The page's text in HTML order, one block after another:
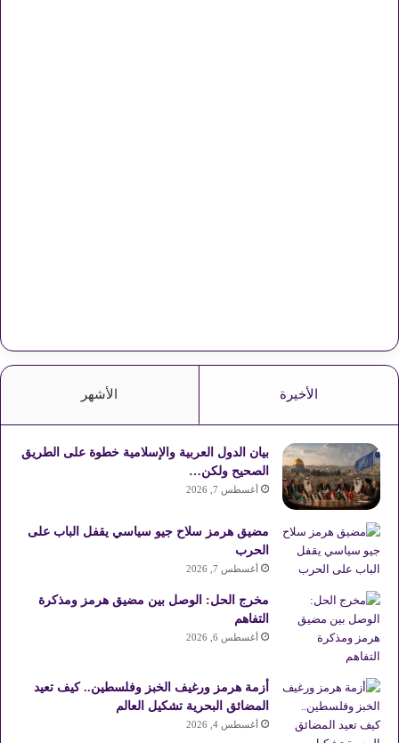
الأخيرة الأشهر
بيان الدول العربية والإسلامية خطوة على الطريق
الصحيح ولكن…
أغسطس 7, 2026
مضيق هرمز سلاح جيو سياسي يقفل الباب على
الحرب
أغسطس 7, 2026
مخرج الحل: الوصل بين مضيق هرمز ومذكرة
التفاهم
أغسطس 6, 2026
أزمة هرمز ورغيف الخبز وفلسطين.. كيف تعيد
المضائق البحرية تشكيل العالم
أغسطس 4, 2026